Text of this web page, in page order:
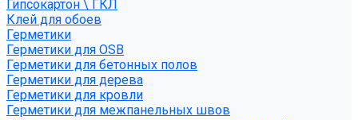
Гипсокартон \ ГКЛ
Клей для обоев
Герметики
Герметики для OSB
Герметики для бетонных полов
Герметики для дерева
Герметики для кровли
Герметики для межпанельных швов